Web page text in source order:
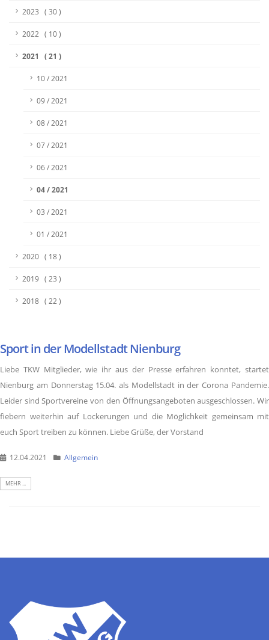
2023 ( 30 )
2022 ( 10 )
2021 ( 21 )
10 / 2021
09 / 2021
08 / 2021
07 / 2021
06 / 2021
04 / 2021
03 / 2021
01 / 2021
2020 ( 18 )
2019 ( 23 )
2018 ( 22 )
Sport in der Modellstadt Nienburg
Liebe TKW Mitglieder, wie ihr aus der Presse erfahren konntet, startet
Nienburg am Donnerstag 15.04. als Modellstadt in der Corona Pandemie.
Leider sind Sportvereine von den Öffnungsangeboten ausgeschlossen. Wir
fiebern weiterhin auf Lockerungen und die Möglichkeit gemeinsam mit
euch Sport treiben zu können. Liebe Grüße, der Vorstand
12.04.2021 Allgemein
MEHR ...